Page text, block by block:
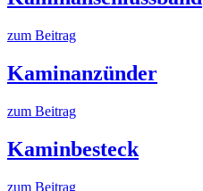
zum Beitrag
Kaminanzünder
zum Beitrag
Kaminbesteck
zum Beitrag